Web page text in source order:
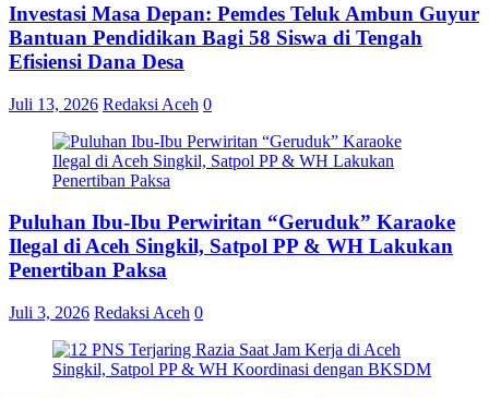
Investasi Masa Depan: Pemdes Teluk Ambun Guyur
Bantuan Pendidikan Bagi 58 Siswa di Tengah
Efisiensi Dana Desa
Juli 13, 2026 Redaksi Aceh 0
Puluhan Ibu-Ibu Perwiritan “Geruduk” Karaoke
Ilegal di Aceh Singkil, Satpol PP & WH Lakukan
Penertiban Paksa
Juli 3, 2026 Redaksi Aceh 0